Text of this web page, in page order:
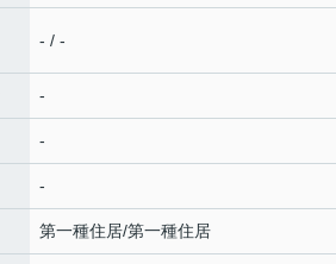
- / -
-
-
-
第一種住居/第一種住居